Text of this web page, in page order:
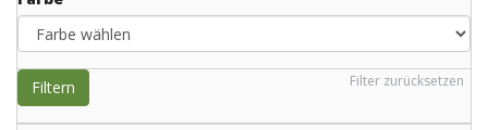
Filter zurücksetzen
Filtern